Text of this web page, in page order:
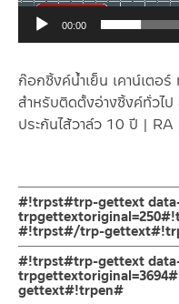
ก๊อกซิ้งค์น้ำเย็น เคาน์เตอ
สำหรับติดตั้งอ่างซิ้งค์ทั่วไ
ประกันไส้วาล์ว 10 ปี |
00:00
#!trpst#trp-gettext
#!trpst#/trp-
ก๊อกซิ้งค์น้ำเย็น ล้างจาน ผลิ
เป็นทรงโค้ง ก้านเปิด-ปิดแบ
เหลืองคุณภาพดี รับประกันวา
#!trpst#trp-gettext
gettext#!trpen#